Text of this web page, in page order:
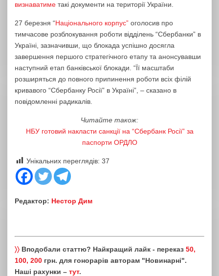
визнаватиме такі документи на території України.
27 березня “Національного корпус” оголосив про
тимчасове розблокування роботи відділень “Сбербанки” в
Україні, зазначивши, що блокада успішно досягла
завершення першого стратегічного етапу та анонсувавши
наступний етап банківської блокади. “Її масштаби
розширяться до повного припинення роботи всіх філій
кривавого “Сбербанку Росії” в Україні”, – сказано в
повідомленні радикалів.
Читайте також:
НБУ готовий накласти санкції на “Сбербанк Росії” за
паспорти ОРДЛО
Унікальних переглядів: 37
Редактор: Нестор Дим
〉〉 Вподобали статтю? Найкращий лайк - переказ 50,
100, 200 грн. для гонорарів авторам "Новинарні".
Наші рахунки – тут.